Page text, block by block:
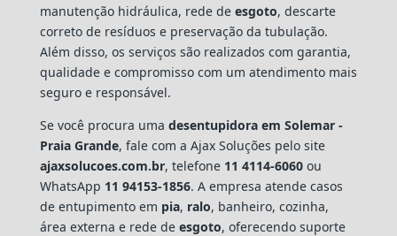
manutenção hidráulica, rede de esgoto, descarte
correto de resíduos e preservação da tubulação.
Além disso, os serviços são realizados com garantia,
qualidade e compromisso com um atendimento mais
seguro e responsável.
Se você procura uma desentupidora em Solemar -
Praia Grande, fale com a Ajax Soluções pelo site
ajaxsolucoes.com.br, telefone 11 4114-6060ou
WhatsApp 11 94153-1856. A empresa atende casos
de entupimento em pia, ralo, banheiro, cozinha,
área externa e rede de esgoto, oferecendo suporte